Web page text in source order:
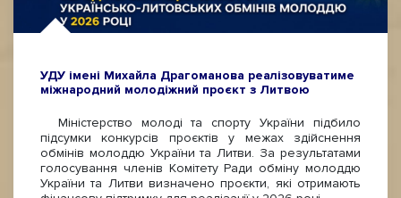
УДУ імені Михайла Драгоманова реалізовуватиме
міжнародний молодіжний проєкт з Литвою
Міністерство молоді та спорту України підбило
підсумки конкурсів проєктів у межах здійснення
обмінів молоддю України та Литви. За результатами
голосування членів Комітету Ради обміну молоддю
України та Литви визначено проєкти, які отримають